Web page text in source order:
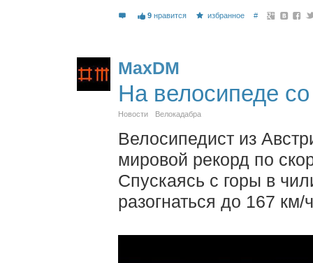
9 нравится избранное #
MaxDM
На велосипеде
Новости Велокадабра
Велосипедист из
мировой рекорд по
Спускаясь с горы в
разогнаться до 167 км/